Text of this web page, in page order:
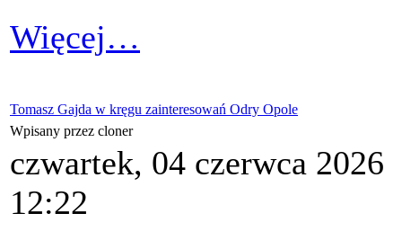
Więcej…
Tomasz Gajda w kręgu zainteresowań Odry Opole
Wpisany przez cloner
czwartek, 04 czerwca 2026
12:22